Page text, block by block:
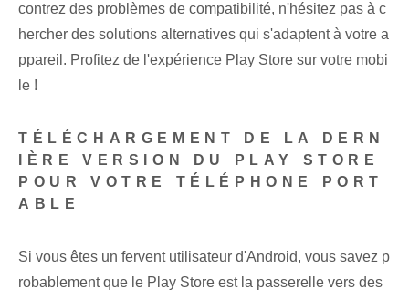
contrez des problèmes de compatibilité, n'hésitez pas à c
hercher des solutions alternatives qui s'adaptent à votre a
ppareil.⁢ Profitez de l'expérience Play Store sur votre mobi
le !
TÉLÉCHARGEMENT DE LA DERN
IÈRE VERSION DU PLAY STORE
POUR VOTRE TÉLÉPHONE PORT
ABLE
Si vous êtes un fervent utilisateur d'Android, vous savez p
robablement que le Play Store est la passerelle vers des